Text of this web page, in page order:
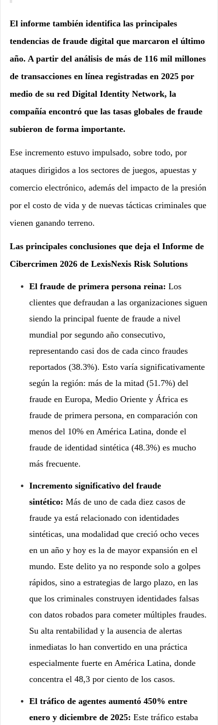
El informe también identifica las principales
tendencias de fraude digital que marcaron el último
año. A partir del análisis de más de 116 mil millones
de transacciones en línea registradas en 2025 por
medio de su red Digital Identity Network, la
compañía encontró que las tasas globales de fraude
subieron de forma importante.
Ese incremento estuvo impulsado, sobre todo, por
ataques dirigidos a los sectores de juegos, apuestas y
comercio electrónico, además del impacto de la presión
por el costo de vida y de nuevas tácticas criminales que
vienen ganando terreno.
Las principales conclusiones que deja el Informe de
Cibercrimen 2026 de LexisNexis Risk Solutions
El fraude de primera persona reina: Los
clientes que defraudan a las organizaciones siguen
siendo la principal fuente de fraude a nivel
mundial por segundo año consecutivo,
representando casi dos de cada cinco fraudes
reportados (38.3%). Esto varía significativamente
según la región: más de la mitad (51.7%) del
fraude en Europa, Medio Oriente y África es
fraude de primera persona, en comparación con
menos del 10% en América Latina, donde el
fraude de identidad sintética (48.3%) es mucho
más frecuente.
Incremento significativo del fraude
sintético: Más de uno de cada diez casos de
fraude ya está relacionado con identidades
sintéticas, una modalidad que creció ocho veces
en un año y hoy es la de mayor expansión en el
mundo. Este delito ya no responde solo a golpes
rápidos, sino a estrategias de largo plazo, en las
que los criminales construyen identidades falsas
con datos robados para cometer múltiples fraudes.
Su alta rentabilidad y la ausencia de alertas
inmediatas lo han convertido en una práctica
especialmente fuerte en América Latina, donde
concentra el 48,3 por ciento de los casos.
El tráfico de agentes aumentó 450% entre
enero y diciembre de 2025: Este tráfico estaba